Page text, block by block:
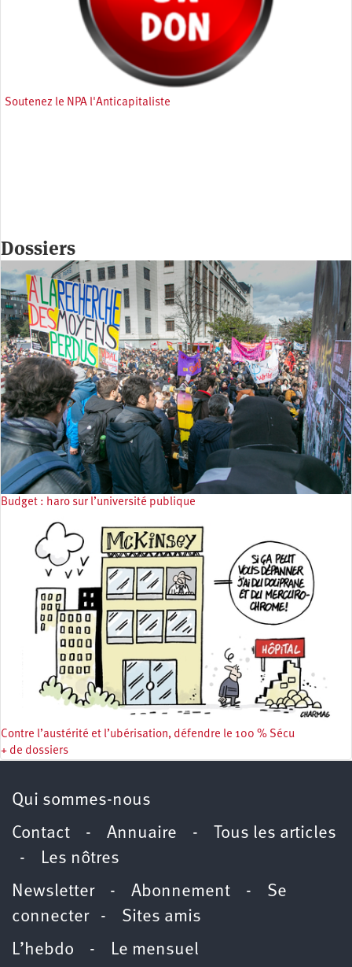
Soutenez le NPA l'Anticapitaliste
Dossiers
Budget : haro sur l’université publique
Contre l’austérité et l’ubérisation, défendre le 100 % Sécu
+ de dossiers
Qui sommes-nous
Contact - Annuaire -
Tous les articles
- Les nôtres
Newsletter- Abonnement - Se
connecter- Sites amis
L’hebdo - Le mensuel